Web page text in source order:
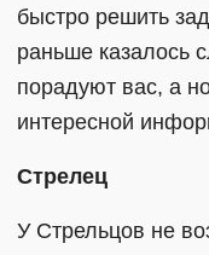
быстро решить
раньше казалось
порадуют вас, а
интересной
Стрелец
У Стрельцов не